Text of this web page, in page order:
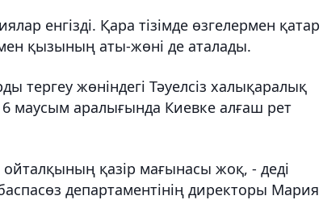
енгізді. Қара тізімде өзгелермен қатар
қызының аты-жөні де аталады.
тергеу жөніндегі Тәуелсіз халықаралық
маусым аралығында Киевке алғаш рет
қазір мағынасы жоқ, - деді
департаментінің директоры Мария